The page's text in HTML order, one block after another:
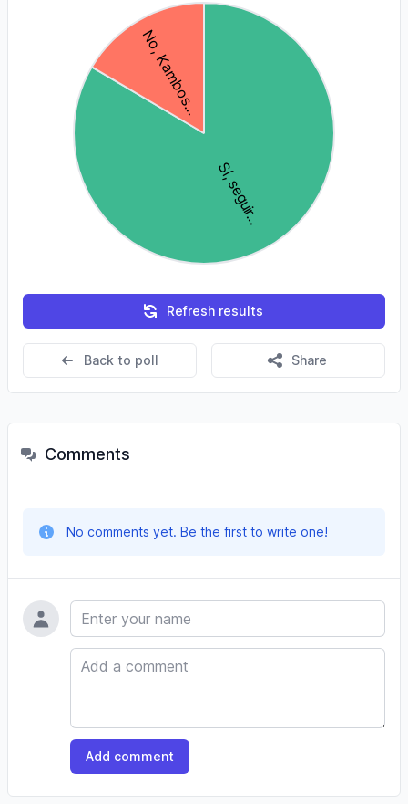
Refresh results
Back to poll Share
Comments
No comments yet. Be the first to write one!
Name
Comment
Add comment